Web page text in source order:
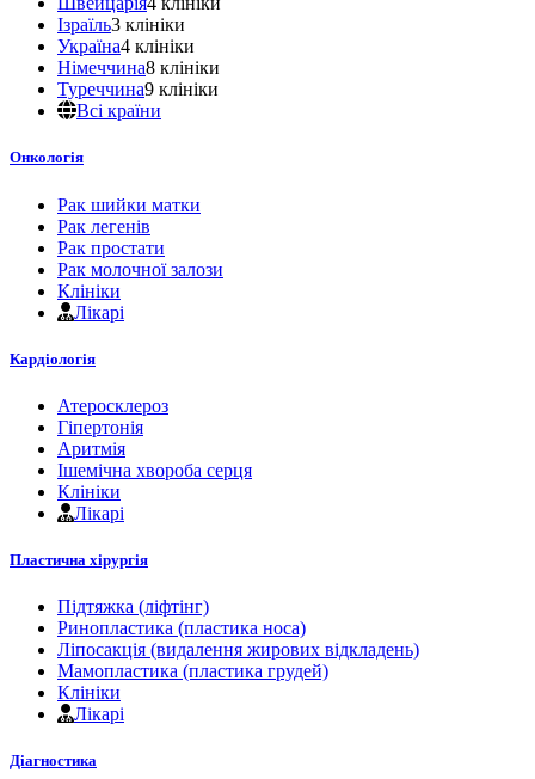
Ізраїль3 клініки
Україна4 клініки
Німеччина8 клініки
Туреччина9 клініки
Всі країни
Онкологія
Рак шийки матки
Рак легенів
Рак простати
Рак молочної залози
Клініки
Лікарі
Кардіологія
Атеросклероз
Гіпертонія
Аритмія
Ішемічна хвороба серця
Клініки
Лікарі
Пластична хірургія
Підтяжка (ліфтінг)
Ринопластика (пластика носа)
Ліпосакція (видалення жирових відкладень)
Мамопластика (пластика грудей)
Клініки
Лікарі
Діагностика